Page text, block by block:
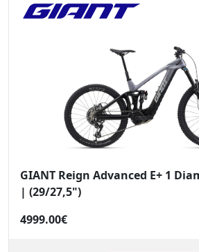
GIANT Reign Advanced E+ 1
| (29/27,5")
4999.00€